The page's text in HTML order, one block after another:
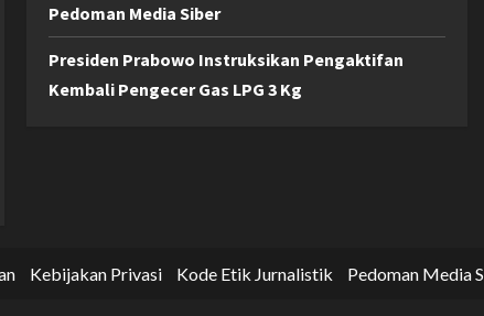
Pedoman Media Siber
Presiden Prabowo Instruksikan Pengaktifan
Kembali Pengecer Gas LPG 3 Kg
Kebijakan Privasi Kode Etik Jurnalistik Pedoman Media